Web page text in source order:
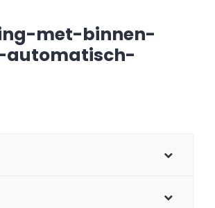
met-binnen-
automatisch-